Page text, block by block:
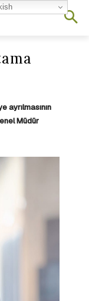
ayrılmasının
Müdür